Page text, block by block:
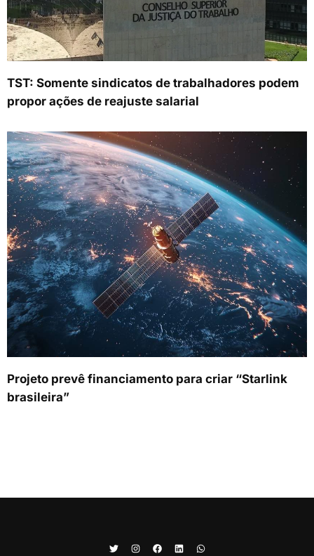
TST: Somente sindicatos de trabalhadores podem
propor ações de reajuste salarial
Projeto prevê financiamento para criar “Starlink
brasileira”